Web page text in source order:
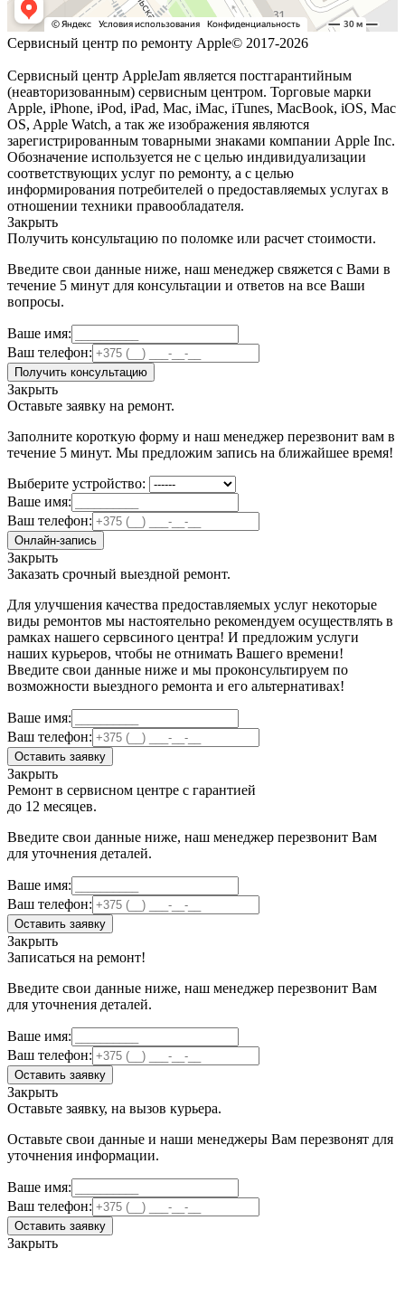
Сервисный центр по ремонту Apple© 2017-2026
Сервисный центр AppleJam является постгарантийным
(неавторизованным) сервисным центром. Торговые марки
Apple, iPhone, iPod, iPad, Mac, iMac, iTunes, MacBook, iOS, Mac
OS, Apple Watch, а так же изображения являются
зарегистрированным товарными знаками компании Apple Inc.
Обозначение используется не с целью индивидуализации
соответствующих услуг по ремонту, а с целью
информирования потребителей о предоставляемых услугах в
отношении техники правообладателя.
Закрыть
Получить консультацию по поломке или расчет стоимости.
Введите свои данные ниже, наш менеджер свяжется с Вами в
течение 5 минут для консультации и ответов на все Ваши
вопросы.
Ваше имя:
Ваш телефон:
Получить консультацию
Закрыть
Оставьте заявку на ремонт.
Заполните короткую форму и наш менеджер перезвонит вам в
течение 5 минут. Мы предложим запись на ближайшее время!
Выберите устройство:
Ваше имя:
Ваш телефон:
Онлайн-запись
Закрыть
Заказать срочный выездной ремонт.
Для улучшения качества предоставляемых услуг некоторые
виды ремонтов мы настоятельно рекомендуем осуществлять в
рамках нашего сервсиного центра! И предложим услуги
наших курьеров, чтобы не отнимать Вашего времени!
Введите свои данные ниже и мы проконсультируем по
возможности выездного ремонта и его альтернативах!
Ваше имя:
Ваш телефон:
Оставить заявку
Закрыть
Ремонт в сервисном центре с гарантией
до 12 месяцев.
Введите свои данные ниже, наш менеджер перезвонит Вам
для уточнения деталей.
Ваше имя:
Ваш телефон:
Оставить заявку
Закрыть
Записаться на ремонт!
Введите свои данные ниже, наш менеджер перезвонит Вам
для уточнения деталей.
Ваше имя:
Ваш телефон:
Оставить заявку
Закрыть
Оставьте заявку, на вызов курьера.
Оставьте свои данные и наши менеджеры Вам перезвонят для
уточнения информации.
Ваше имя:
Ваш телефон:
Оставить заявку
Закрыть